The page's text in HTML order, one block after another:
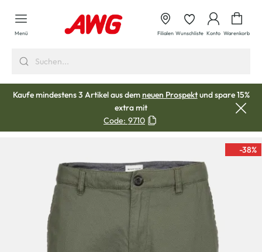
springen
Menü Filialen Wunschliste Konto Warenkorb
Kaufe mindestens 3 Artikel aus demneuen Prospektund spare 15%
extra mit
Code: 9710
-38%